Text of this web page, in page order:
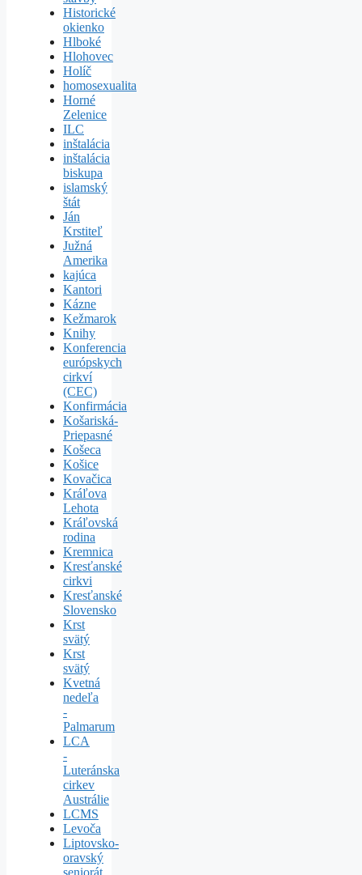
Historické
okienko
Hlboké
Hlohovec
Holíč
homosexualita
Horné
Zelenice
ILC
inštalácia
inštalácia
biskupa
islamský
štát
Ján
Krstiteľ
Južná
Amerika
kajúca
Kantori
Kázne
Kežmarok
Knihy
Konferencia
európskych
cirkví
(CEC)
Konfirmácia
Košariská-
Priepasné
Košeca
Košice
Kovačica
Kráľova
Lehota
Kráľovská
rodina
Kremnica
Kresťanské
cirkvi
Kresťanské
Slovensko
Krst
svätý
Krst
svätý
Kvetná
nedeľa
-
Palmarum
LCA
-
Luteránska
cirkev
Austrálie
LCMS
Levoča
Liptovsko-
oravský
seniorát